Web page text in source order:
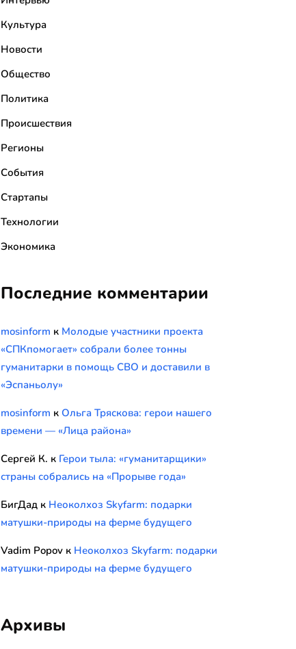
Культура
Новости
Общество
Политика
Происшествия
Регионы
События
Стартапы
Технологии
Экономика
Последние комментарии
mosinform к Молодые участники проекта
«СПКпомогает» собрали более тонны
гуманитарки в помощь СВО и доставили в
«Эспаньолу»
mosinform к Ольга Тряскова: герои нашего
времени — «Лица района»
Сергей К. к Герои тыла: «гуманитарщики»
страны собрались на «Прорыве года»
БигДад к Неоколхоз Skyfarm: подарки
матушки-природы на ферме будущего
Vadim Popov к Неоколхоз Skyfarm: подарки
матушки-природы на ферме будущего
Архивы